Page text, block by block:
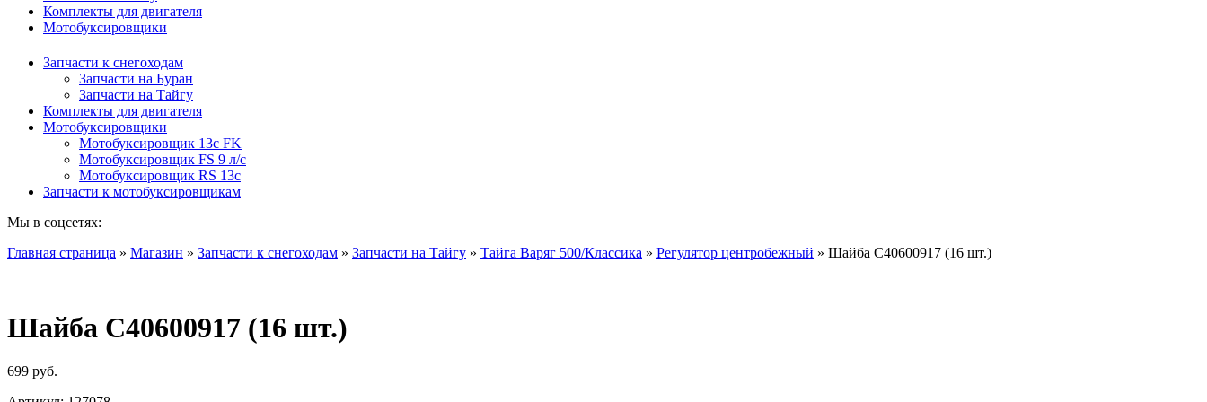
Комплекты для двигателя
Мотобуксировщики
Запчасти к снегоходам
Запчасти на Буран
Запчасти на Тайгу
Комплекты для двигателя
Мотобуксировщики
Мотобуксировщик 13c FK
Мотобуксировщик FS 9 л/с
Мотобуксировщик RS 13c
Запчасти к мотобуксировщикам
Мы в соцсетях:
Главная страница » Магазин » Запчасти к снегоходам » Запчасти на Тайгу » Тайга Варяг 500/Классика » Регулятор центробежный » Шайба C40600917 (16 шт.)
Шайба C40600917 (16 шт.)
699 руб.